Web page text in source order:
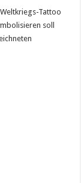
Tattoo
soll